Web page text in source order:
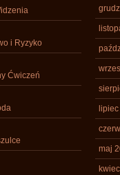
i Ryzyko
Ćwiczeń
maj